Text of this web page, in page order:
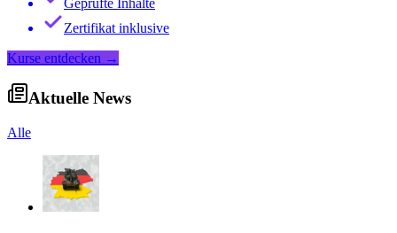
Zertifikat inklusive
Kurse entdecken →
Aktuelle News
Alle